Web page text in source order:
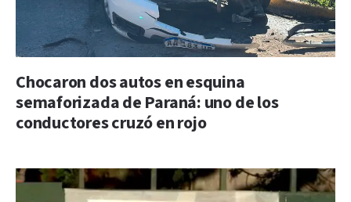
Chocaron dos autos en esquina
semaforizada de Paraná: uno de los
conductores cruzó en rojo